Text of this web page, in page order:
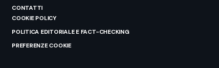
CONTATTI
COOKIE POLICY
POLITICA EDITORIALE E FACT-CHECKING
PREFERENZE COOKIE